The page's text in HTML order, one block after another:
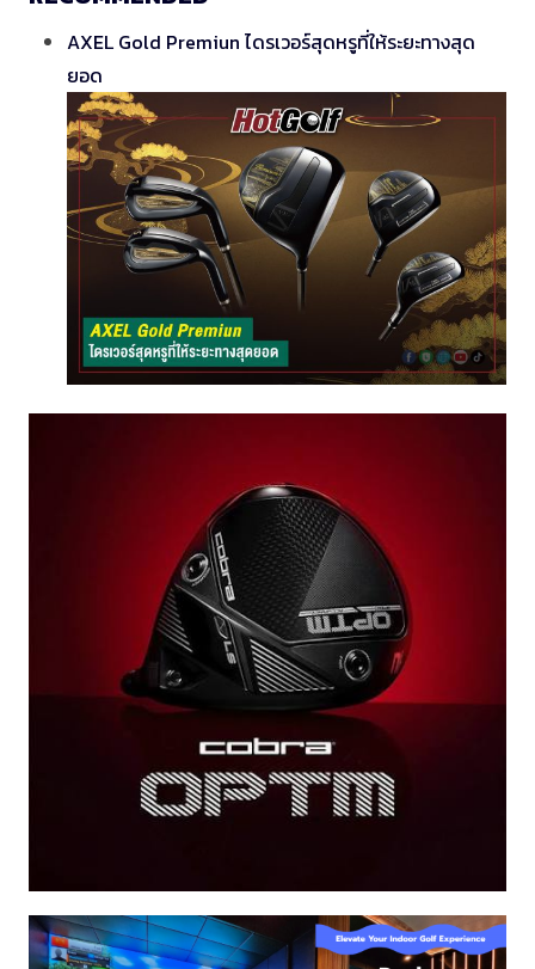
AXEL Gold Premiun ไดรเวอร์สุดหรูที่ให้ระยะทางสุด
ยอด